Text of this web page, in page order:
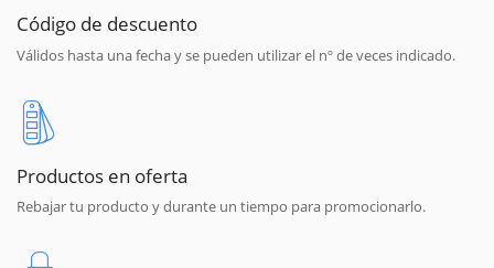
Código de descuento
Válidos hasta una fecha y se pueden utilizar el nº de veces indicado.
Productos en oferta
Rebajar tu producto y durante un tiempo para promocionarlo.